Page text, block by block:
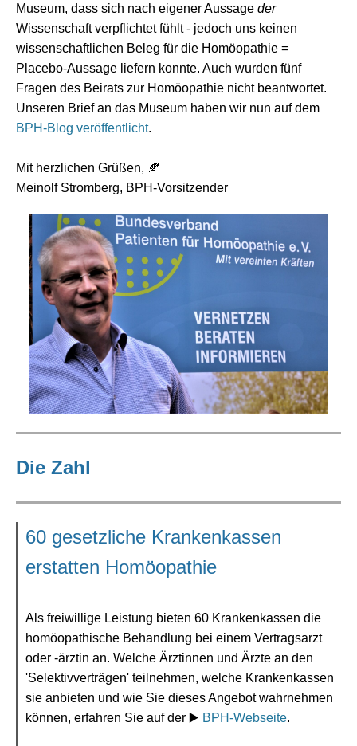
Museum, dass sich nach eigener Aussage der
Wissenschaft verpflichtet fühlt - jedoch uns keinen
wissenschaftlichen Beleg für die Homöopathie =
Placebo-Aussage liefern konnte. Auch wurden fünf
Fragen des Beirats zur Homöopathie nicht beantwortet.
Unseren Brief an das Museum haben wir nun auf dem
BPH-Blog veröffentlicht.
Mit herzlichen Grüßen, 🍂
Meinolf Stromberg, BPH-Vorsitzender
Die Zahl
60 gesetzliche Krankenkassen
erstatten Homöopathie
Als freiwillige Leistung bieten 60 Krankenkassen die
homöopathische Behandlung bei einem Vertragsarzt
oder -ärztin an. Welche Ärztinnen und Ärzte an den
'Selektivverträgen' teilnehmen, welche Krankenkassen
sie anbieten und wie Sie dieses Angebot wahrnehmen
können, erfahren Sie auf der ▶️ BPH-Webseite.